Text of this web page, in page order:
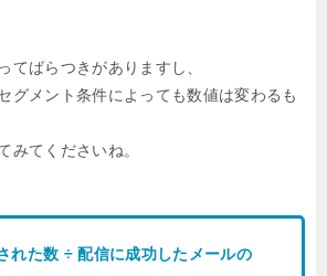
てばらつきがありますし、
グメント条件によっても数値は変わるも
みてくださいね。
れた数 ÷ 配信に成功したメールの